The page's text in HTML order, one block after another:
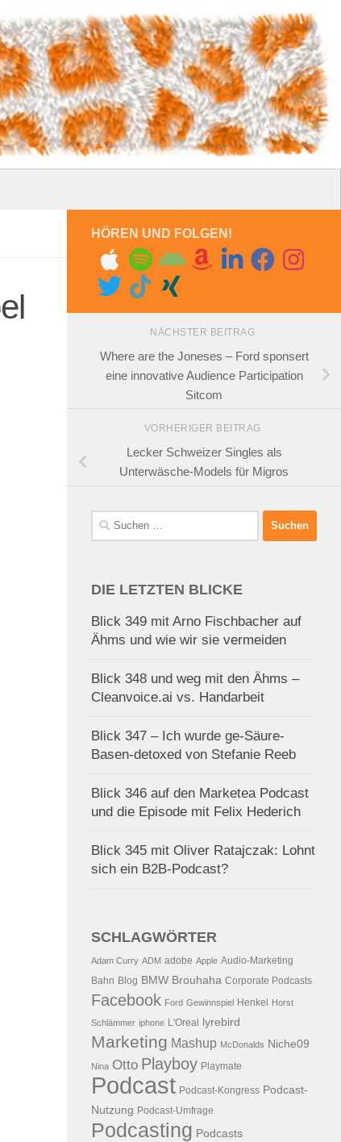
HÖREN UND FOLGEN!
NÄCHSTER BEITRAG
Where are the Joneses – Ford sponsert
eine innovative Audience Participation
Sitcom
VORHERIGER BEITRAG
Lecker Schweizer Singles als
Unterwäsche-Models für Migros
Suchen
nach:
DIE LETZTEN BLICKE
Blick 349 mit Arno Fischbacher auf
Ähms und wie wir sie vermeiden
Blick 348 und weg mit den Ähms –
Cleanvoice.ai vs. Handarbeit
Blick 347 – Ich wurde ge-Säure-
Basen-detoxed von Stefanie Reeb
Blick 346 auf den Marketea Podcast
und die Episode mit Felix Hederich
Blick 345 mit Oliver Ratajczak: Lohnt
sich ein B2B-Podcast?
SCHLAGWÖRTER
Adam Curry ADM adobe Apple Audio-Marketing
Bahn Blog BMW Brouhaha Corporate Podcasts
Facebook Ford Gewinnspiel Henkel Horst
Schlämmer iphone L'Oreal lyrebird
Marketing Mashup McDonalds Niche09
Nina Otto Playboy Playmate
Podcast Podcast-Kongress Podcast-
Nutzung Podcast-Umfrage
Podcasting Podcasts